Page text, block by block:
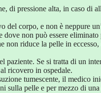
di pressione alta, in caso di
corpo, e non è neppure
non può essere
non riduce la pelle in
paziente. Se si tratta di un
ricovero in ospedale.
tumescente, il medico
sulla pelle e per mezzo di